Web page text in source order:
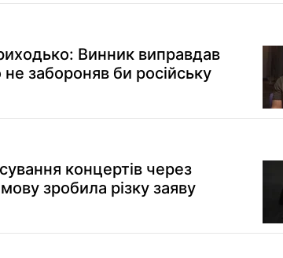
Винник виправдав
не забороняв би російську
концертів через
зробила різку заяву